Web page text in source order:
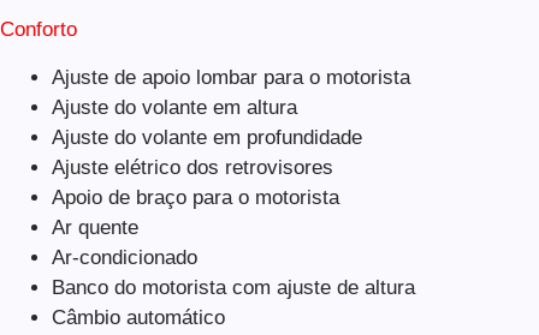
Conforto
Ajuste de apoio lombar para o motorista
Ajuste do volante em altura
Ajuste do volante em profundidade
Ajuste elétrico dos retrovisores
Apoio de braço para o motorista
Ar quente
Ar-condicionado
Banco do motorista com ajuste de altura
Câmbio automático